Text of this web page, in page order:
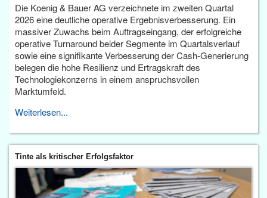
Die Koenig & Bauer AG verzeichnete im zweiten Quartal
2026 eine deutliche operative Ergebnisverbesserung. Ein
massiver Zuwachs beim Auftragseingang, der erfolgreiche
operative Turnaround beider Segmente im Quartalsverlauf
sowie eine signifikante Verbesserung der Cash-Generierung
belegen die hohe Resilienz und Ertragskraft des
Technologiekonzerns in einem anspruchsvollen
Marktumfeld.
Weiterlesen...
Tinte als kritischer Erfolgsfaktor